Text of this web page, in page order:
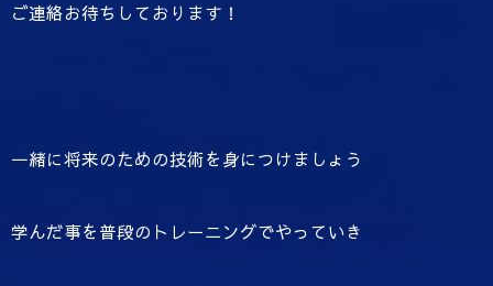
ご連絡お待ちしております！
一緒に将来のための技術を身につけましょう
学んだ事を普段のトレーニングでやっていき